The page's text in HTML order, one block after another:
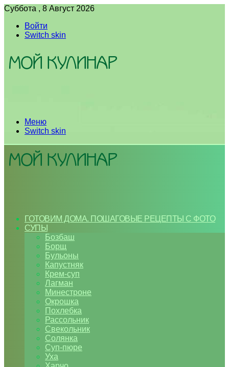
Суббота , 8 Август 2026
Войти
Switch skin
Меню
Switch skin
ГОТОВИМ ДОМА. ПОШАГОВЫЕ РЕЦЕПТЫ С ФОТО
СУПЫ
Бозбаш
Борщ
Бульоны
Капустняк
Крем-суп
Лагман
Минестроне
Окрошка
Похлебка
Рассольник
Свекольник
Солянка
Суп-пюре
Уха